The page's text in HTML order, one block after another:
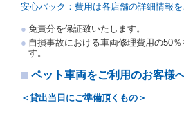
の運転免許証を提示するものと
交通局長通達「レンタカーに
旅第138号 平成7年6月13日）
注２）運転免許証とは、道路
される運転免許証のうち、道
９条別記様式第１４の書式の
す。
安心パック：費用は各店舗の詳細情報を
免責分を保証致いたします。
自損事故における車両修理費用の50
す。
ペット車両をご利用のお客様
＜貸出当日にご準備頂くもの＞